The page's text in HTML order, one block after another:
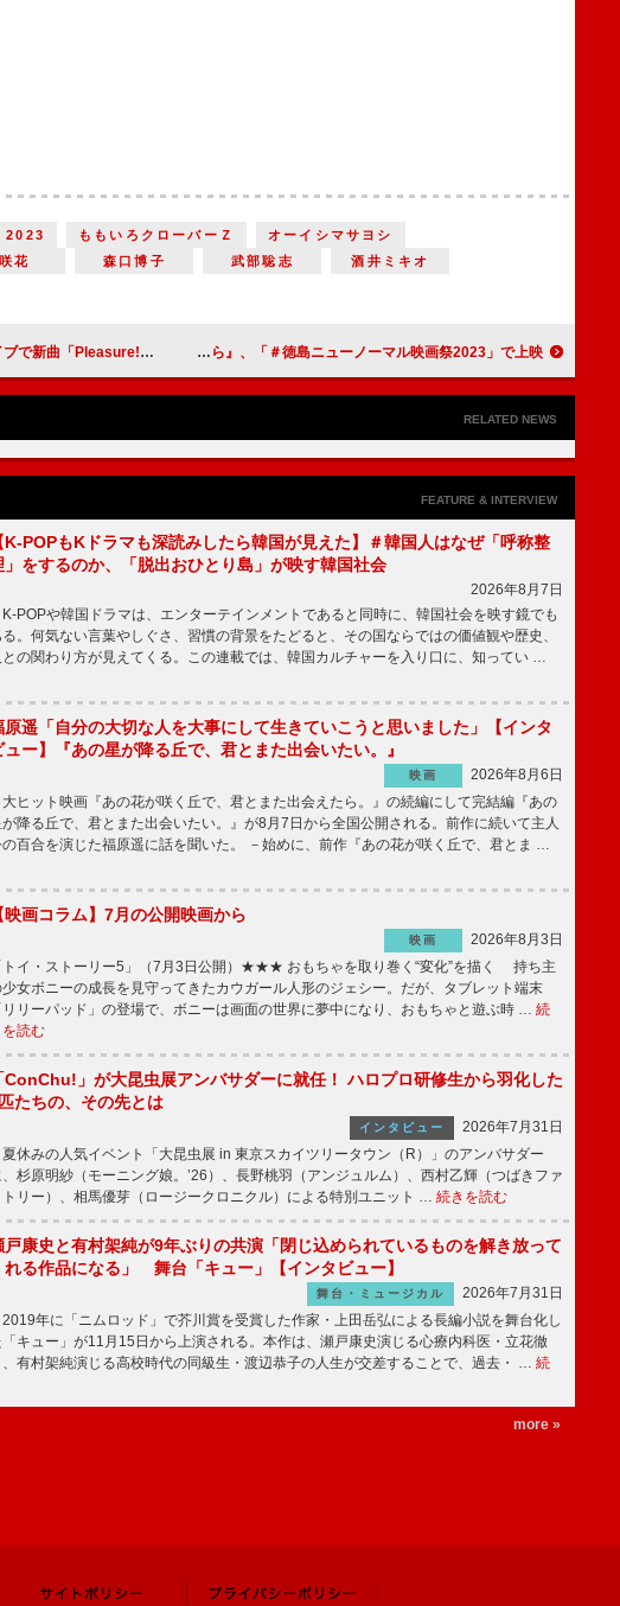
ももいろクローバーＺ
オーイシマサヨシ
花 森口博子 武部聡志
酒井ミキオ
「われわれ今、波に乗っています！」 広い空の下、小さな幸せがたまっていく…。徳島の魅力を短編映画で発信 佐久間由衣・主演、犬飼貴丈・特別出演の『あおいそら』、「＃徳島ニューノーマル映画祭2023」で上映
RELATED NEWS
FEATURE & INTERVIEW
K-POPもKドラマも深読みしたら韓国が見えた】＃韓国人はなぜ「呼称整
」をするのか、「脱出おひとり島」が映す韓国社会
2026年8月7日
POPや韓国ドラマは、エンターテインメントであると同時に、韓国社会を映す鏡でも
。何気ない言葉やしぐさ、習慣の背景をたどると、その国ならではの価値観や歴史、
との関わり方が見えてくる。この連載では、韓国カルチャーを入り口に、知ってい …
原遥「自分の大切な人を大事にして生きていこうと思いました」【インタ
ュー】『あの星が降る丘で、君とまた出会いたい。』
映画
2026年8月6日
ヒット映画『あの花が咲く丘で、君とまた出会えたら。』の続編にして完結編『あの
降る丘で、君とまた出会いたい。』が8月7日から全国公開される。前作に続いて主人
百合を演じた福原遥に話を聞いた。 －始めに、前作『あの花が咲く丘で、君とま …
映画コラム】7月の公開映画から
映画
2026年8月3日
トイ・ストーリー5」（7月3日公開）★★★ おもちゃを取り巻く“変化”を描く 持ち主
女ボニーの成長を見守ってきたカウガール人形のジェシー。だが、タブレット端末
リリーパッド」の登場で、ボニーは画面の世界に夢中になり、おもちゃと遊ぶ時 … 続
を読む
ConChu!」が大昆虫展アンバサダーに就任！ ハロプロ研修生から羽化した
たちの、その先とは
インタビュー
2026年7月31日
休みの人気イベント「大昆虫展 in 東京スカイツリータウン（R）」のアンバサダー
、杉原明紗（モーニング娘。’26）、長野桃羽（アンジュルム）、西村乙輝（つばきファ
トリー）、相馬優芽（ロージークロニクル）による特別ユニット … 続きを読む
戸康史と有村架純が9年ぶりの共演「閉じ込められているものを解き放って
れる作品になる」 舞台「キュー」【インタビュー】
舞台・ミュージカル
2026年7月31日
年に「ニムロッド」で芥川賞を受賞した作家・上田岳弘による長編小説を舞台化し
キュー」が11月15日から上演される。本作は、瀬戸康史演じる心療内科医・立花徹
、有村架純演じる高校時代の同級生・渡辺恭子の人生が交差することで、過去・ … 続
more »